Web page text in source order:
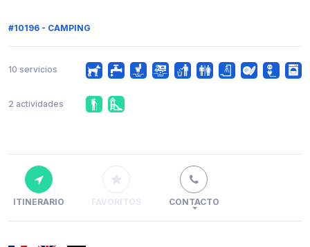
#10196 - CAMPING
10 servicios
2 actividades
ITINERARIO FAVORITOS CONTACTO